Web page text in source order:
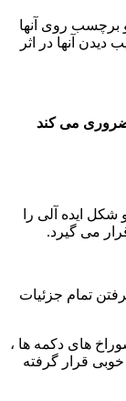
و برچسب روی آنها
آنها در اثر
می کند
ایده آلی را
می گیرد.
تمام جزئیات
های دکمه ها ،
خوبی قرار گرفته